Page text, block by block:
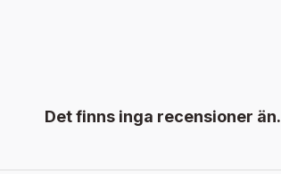
Det finns inga recensioner än.